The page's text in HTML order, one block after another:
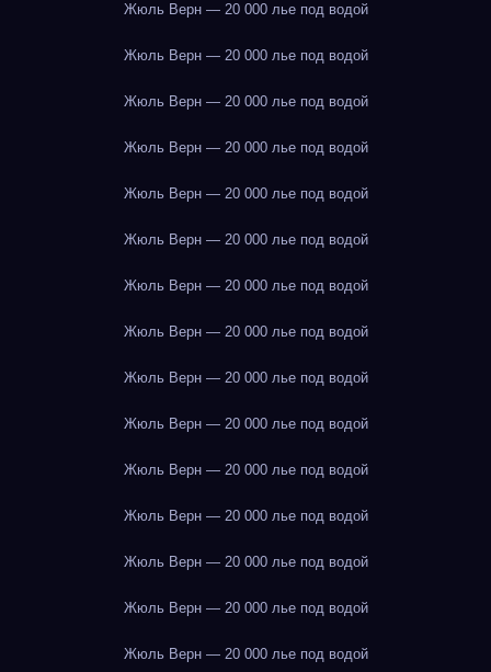
Жюль Верн — 20 000 лье под водой
Жюль Верн — 20 000 лье под водой
Жюль Верн — 20 000 лье под водой
Жюль Верн — 20 000 лье под водой
Жюль Верн — 20 000 лье под водой
Жюль Верн — 20 000 лье под водой
Жюль Верн — 20 000 лье под водой
Жюль Верн — 20 000 лье под водой
Жюль Верн — 20 000 лье под водой
Жюль Верн — 20 000 лье под водой
Жюль Верн — 20 000 лье под водой
Жюль Верн — 20 000 лье под водой
Жюль Верн — 20 000 лье под водой
Жюль Верн — 20 000 лье под водой
Жюль Верн — 20 000 лье под водой